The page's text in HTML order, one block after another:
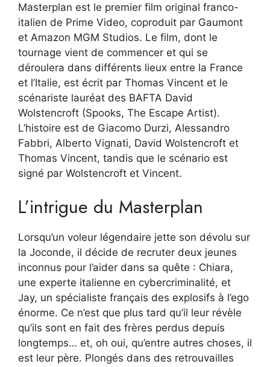
Masterplan est le premier film original franco-
italien de Prime Video, coproduit par Gaumont
et Amazon MGM Studios. Le film, dont le
tournage vient de commencer et qui se
déroulera dans différents lieux entre la France
et l’Italie, est écrit par Thomas Vincent et le
scénariste lauréat des BAFTA David
Wolstencroft (Spooks, The Escape Artist).
L’histoire est de Giacomo Durzi, Alessandro
Fabbri, Alberto Vignati, David Wolstencroft et
Thomas Vincent, tandis que le scénario est
signé par Wolstencroft et Vincent.
L’intrigue du Masterplan
Lorsqu’un voleur légendaire jette son dévolu sur
la Joconde, il décide de recruter deux jeunes
inconnus pour l’aider dans sa quête : Chiara,
une experte italienne en cybercriminalité, et
Jay, un spécialiste français des explosifs à l’ego
énorme. Ce n’est que plus tard qu’il leur révèle
qu’ils sont en fait des frères perdus depuis
longtemps… et, oh oui, qu’entre autres choses, il
est leur père. Plongés dans des retrouvailles